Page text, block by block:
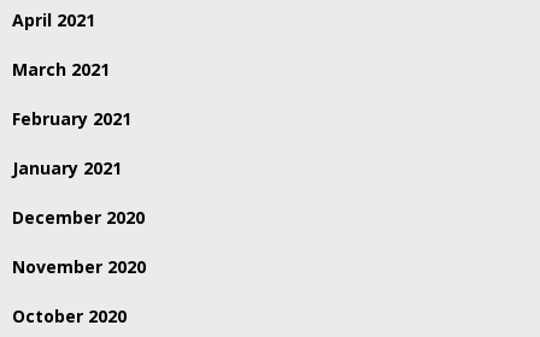
April 2021
March 2021
February 2021
January 2021
December 2020
November 2020
October 2020